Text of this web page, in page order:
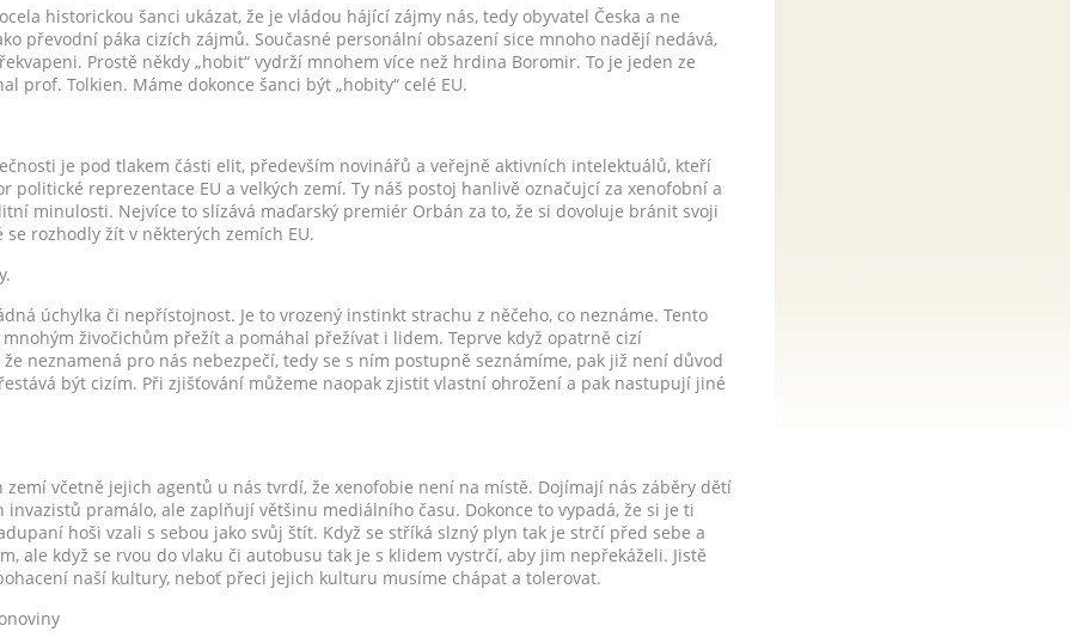
historickou šanci ukázat, že je vládou hájící zájmy nás, tedy obyvatel Česka a ne
převodní páka cizích zájmů. Současné personální obsazení sice mnoho nadějí nedává,
Prostě někdy „hobit“ vydrží mnohem více než hrdina Boromir. To je jeden ze
prof. Tolkien. Máme dokonce šanci být „hobity“ celé EU.
je pod tlakem části elit, především novinářů a veřejně aktivních intelektuálů, kteří
politické reprezentace EU a velkých zemí. Ty náš postoj hanlivě označujcí za xenofobní a
minulosti. Nejvíce to slízává maďarský premiér Orbán za to, že si dovoluje bránit svoji
rozhodly žít v některých zemích EU.
úchylka či nepřístojnost. Je to vrozený instinkt strachu z něčeho, co neznáme. Tento
živočichům přežít a pomáhal přežívat i lidem. Teprve když opatrně cizí
neznamená pro nás nebezpečí, tedy se s ním postupně seznámíme, pak již není důvod
být cizím. Při zjišťování můžeme naopak zjistit vlastní ohrožení a pak nastupují jiné
zemí včetně jejich agentů u nás tvrdí, že xenofobie není na místě. Dojímají nás záběry dětí
invazistů pramálo, ale zaplňují většinu mediálního času. Dokonce to vypadá, že si je ti
hoši vzali s sebou jako svůj štít. Když se stříká slzný plyn tak je strčí před sebe a
ale když se rvou do vlaku či autobusu tak je s klidem vystrčí, aby jim nepřekáželi. Jistě
naší kultury, neboť přeci jejich kulturu musíme chápat a tolerovat.